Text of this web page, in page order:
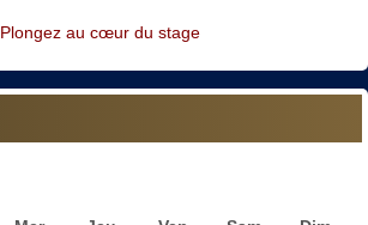
Plongez au cœur du stage